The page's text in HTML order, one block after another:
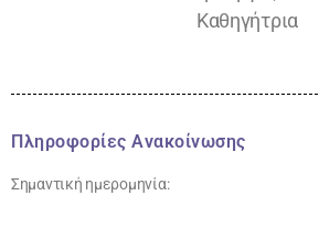
Καθηγήτρια
Πληροφορίες Ανακοίνωσης
Σημαντική ημερομηνία: